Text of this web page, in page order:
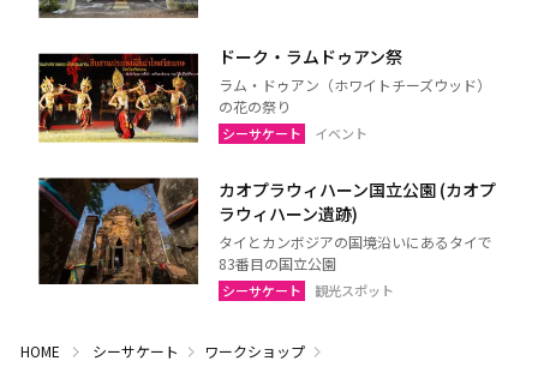
ドーク・ラムドゥアン祭
ラム・ドゥアン（ホワイトチーズウッド）
の花の祭り
シーサケート イベント
カオプラウィハーン国立公園 (カオプ
ラウィハーン遺跡)
タイとカンボジアの国境沿いにあるタイで
83番目の国立公園
シーサケート 観光スポット
HOME シーサケート
ワークショップ